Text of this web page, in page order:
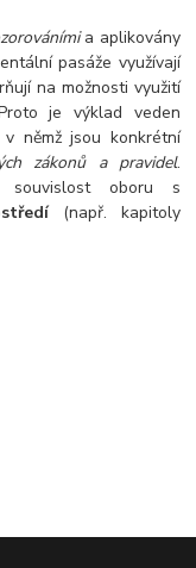
a aplikovány
pasáže využívají
na možnosti využití
je výklad veden
v němž jsou konkrétní
zákonů a pravidel.
souvislost oboru s
(např. kapitoly